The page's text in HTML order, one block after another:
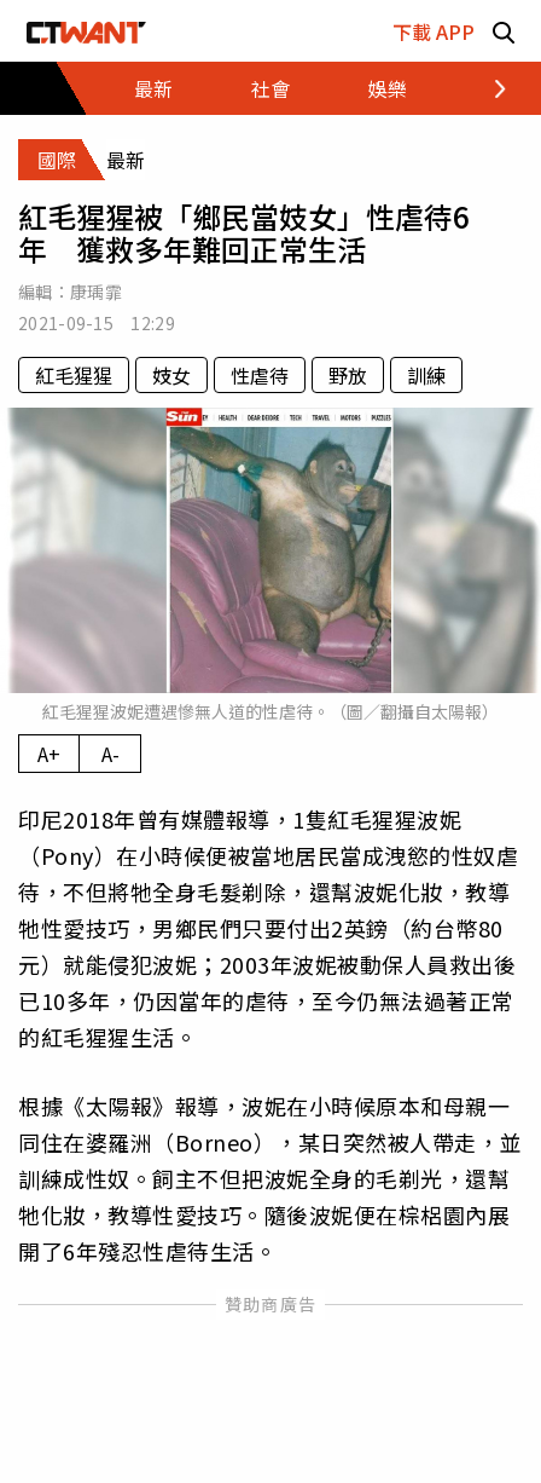
下載 APP
最新
社會 娛樂 財經
國際 最新
紅毛猩猩被「鄉民當妓女」性虐待6
年 獲救多年難回正常生活
編輯： 康瑀霏
2021-09-15 12:29
紅毛猩猩 妓女 性虐待 野放 訓練
紅毛猩猩波妮遭遇慘無人道的性虐待。（圖／翻攝自太陽報）
A+ A-
印尼2018年曾有媒體報導，1隻紅毛猩猩波妮
（Pony）在小時候便被當地居民當成洩慾的性奴虐
待，不但將牠全身毛髮剃除，還幫波妮化妝，教導
牠性愛技巧，男鄉民們只要付出2英鎊（約台幣80
元）就能侵犯波妮；2003年波妮被動保人員救出後
已10多年，仍因當年的虐待，至今仍無法過著正常
的紅毛猩猩生活。
根據《太陽報》報導，波妮在小時候原本和母親一
同住在婆羅洲（Borneo），某日突然被人帶走，並
訓練成性奴。飼主不但把波妮全身的毛剃光，還幫
牠化妝，教導性愛技巧。隨後波妮便在棕梠園內展
開了6年殘忍性虐待生活。